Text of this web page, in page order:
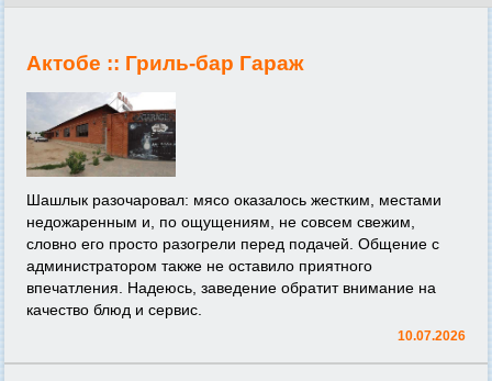
Актобе :: Гриль-бар Гараж
Шашлык разочаровал: мясо оказалось жестким, местами
недожаренным и, по ощущениям, не совсем свежим,
словно его просто разогрели перед подачей. Общение с
администратором также не оставило приятного
впечатления. Надеюсь, заведение обратит внимание на
качество блюд и сервис.
10.07.2026